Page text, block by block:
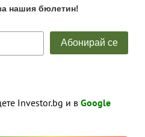
Investor.bg и в Google